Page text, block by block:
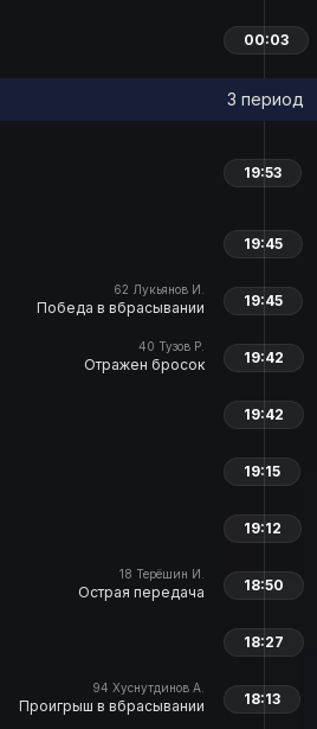
00:03
3 период
19:53
19:45
62 Лукьянов И.
Победа в вбрасывании 19:45
40 Тузов Р.
Отражен бросок 19:42
19:42
19:15
19:12
18 Терёшин И.
Острая передача 18:50
18:27
94 Хуснутдинов А.
Проигрыш в вбрасывании 18:13